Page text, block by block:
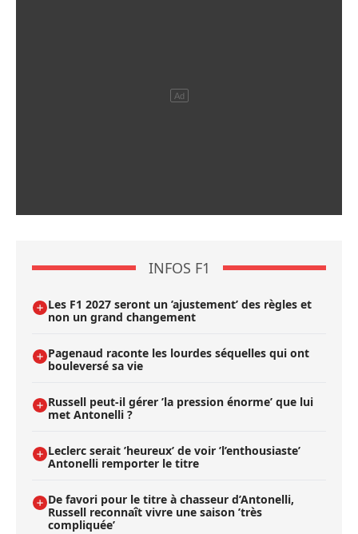
INFOS F1
Les F1 2027 seront un ’ajustement’ des règles et
non un grand changement
Pagenaud raconte les lourdes séquelles qui ont
bouleversé sa vie
Russell peut-il gérer ’la pression énorme’ que lui
met Antonelli ?
Leclerc serait ’heureux’ de voir ’l’enthousiaste’
Antonelli remporter le titre
De favori pour le titre à chasseur d’Antonelli,
Russell reconnaît vivre une saison ’très
compliquée’